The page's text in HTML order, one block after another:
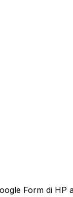
Form di HP